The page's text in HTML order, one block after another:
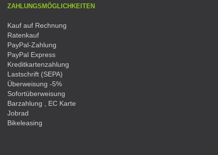
ZAHLUNGSMÖGLICHKEITEN
Kauf auf Rechnung
Ratenkauf
PayPal-Zahlung
PayPal Express
Kreditkartenzahlung
Lastschrift (SEPA)
Überweisung -5%
Sofortüberweisung
Barzahlung , EC Karte
Jobrad
Bikeleasing